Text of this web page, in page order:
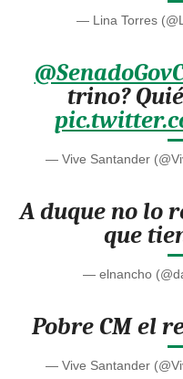
— Lina Torres
trino?
— Vive Santander
A duque no lo
que
— elnancho
Pobre CM el
— Vive Santander